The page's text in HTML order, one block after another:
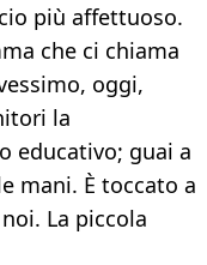
più affettuoso.
che ci chiama
oggi,
la
educativo; guai a
mani. È toccato a
La piccola